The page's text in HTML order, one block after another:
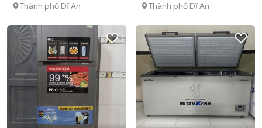
Thành phố Dĩ An Thành phố Dĩ An